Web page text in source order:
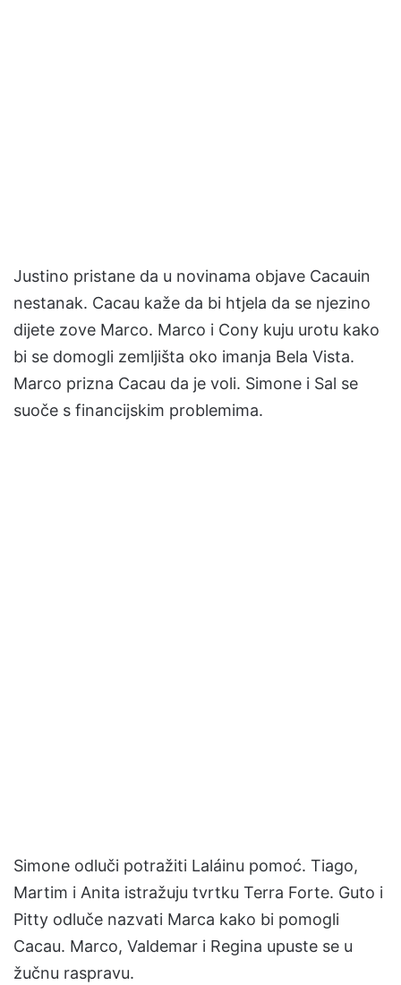
Justino pristane da u novinama objave Cacauin
nestanak. Cacau kaže da bi htjela da se njezino
dijete zove Marco. Marco i Cony kuju urotu kako
bi se domogli zemljišta oko imanja Bela Vista.
Marco prizna Cacau da je voli. Simone i Sal se
suoče s financijskim problemima.
Simone odluči potražiti Laláinu pomoć. Tiago,
Martim i Anita istražuju tvrtku Terra Forte. Guto i
Pitty odluče nazvati Marca kako bi pomogli
Cacau. Marco, Valdemar i Regina upuste se u
žučnu raspravu.